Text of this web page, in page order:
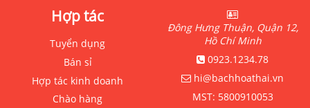
Hợp tác
Tuyển dụng
Bán sỉ
Hợp tác kinh doanh
Chào hàng
Đông Hưng Thuận, Quận 12,
Hồ Chí Minh
0923.1234.78
hi@bachhoathai.vn
MST: 5800910053